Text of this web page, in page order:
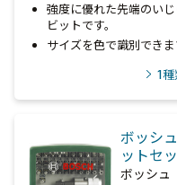
強度に優れた先端のい
ビットです。
サイズを色で識別できま
1種
ボッシ
ットセ
ボッシュ